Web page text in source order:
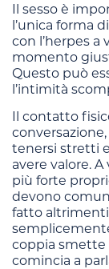
Il sesso è
l’unica forma
con l’herpes
momento
Questo può
l’intimità
Il contatto
tenersi stretti
avere valore.
più forte
devono
fatto
coppia
comincia a